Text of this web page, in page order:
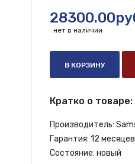
нет в наличии
В КОРЗИНУ
Кратко о товаре:
Производитель:
Гарантия: 12 месяцев
Состояние: новый